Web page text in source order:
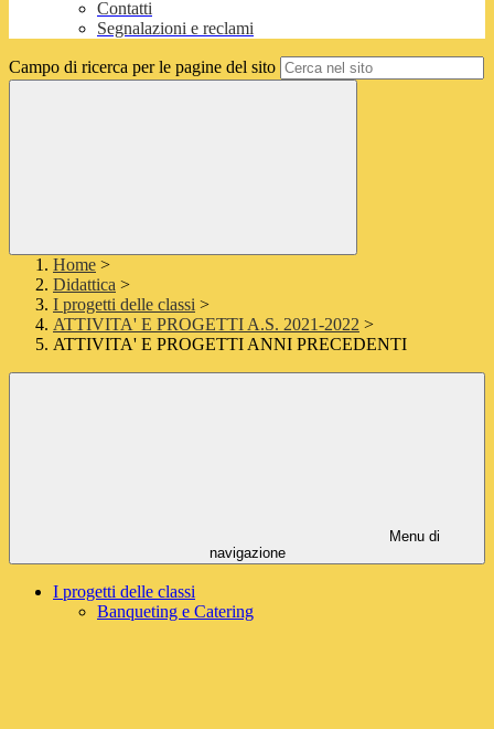
Contatti
Segnalazioni e reclami
Campo di ricerca per le pagine del sito
Home >
Didattica >
I progetti delle classi >
ATTIVITA' E PROGETTI A.S. 2021-2022 >
ATTIVITA' E PROGETTI ANNI PRECEDENTI
Menu di
navigazione
I progetti delle classi
Banqueting e Catering